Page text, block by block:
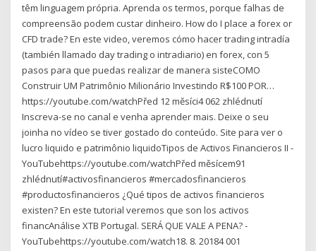
têm linguagem própria. Aprenda os termos, porque falhas de
compreensão podem custar dinheiro. How do I place a forex or
CFD trade? En este video, veremos cómo hacer trading intradía
(también llamado day trading o intradiario) en forex, con 5
pasos para que puedas realizar de manera sisteCOMO
Construir UM Patrimônio Milionário Investindo R$100 POR…
https://youtube.com/watchPřed 12 měsíci4 062 zhlédnutí
Inscreva-se no canal e venha aprender mais. Deixe o seu
joinha no vídeo se tiver gostado do conteúdo. Site para ver o
lucro liquido e patrimônio liquidoTipos de Activos Financieros II -
YouTubehttps://youtube.com/watchPřed měsícem91
zhlédnutí#activosfinancieros #mercadosfinancieros
#productosfinancieros ¿Qué tipos de activos financieros
existen? En este tutorial veremos que son los activos
financAnálise XTB Portugal. SERÁ QUE VALE A PENA? -
YouTubehttps://youtube.com/watch18. 8. 20184 001